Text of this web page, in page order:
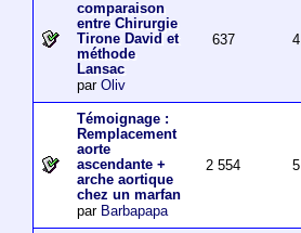
comparaison
entre Chirurgie
Tirone David et
méthode
Lansac
par Oliv
637 4
Témoignage :
Remplacement
aorte
ascendante +
arche aortique
chez un marfan
par Barbapapa
2 554 5